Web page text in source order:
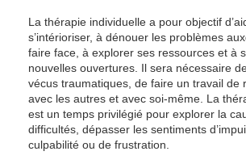
La thérapie individuelle a pour objectif
s’intérioriser, à dénouer les problèmes
faire face, à explorer ses ressources et à
nouvelles ouvertures. Il sera nécessaire
vécus traumatiques, de faire un travail de
avec les autres et avec soi-même. La
est un temps privilégié pour explorer la
difficultés, dépasser les sentiments
culpabilité ou de frustration.